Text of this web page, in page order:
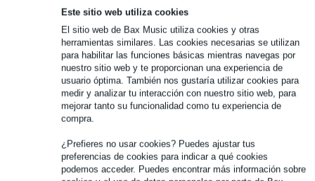
Este sitio web utiliza cookies
El sitio web de Bax Music utiliza cookies y otras
herramientas similares. Las cookies necesarias se utilizan
para habilitar las funciones básicas mientras navegas por
nuestro sitio web y te proporcionan una experiencia de
usuario óptima. También nos gustaría utilizar cookies para
medir y analizar tu interacción con nuestro sitio web, para
mejorar tanto su funcionalidad como tu experiencia de
compra.
¿Prefieres no usar cookies? Puedes ajustar tus
preferencias de cookies para indicar a qué cookies
podemos acceder. Puedes encontrar más información sobre
Tiempo de entrega desconocido
añadir a la cesta
94 valoraciónes
trombón tenor en Si bemol